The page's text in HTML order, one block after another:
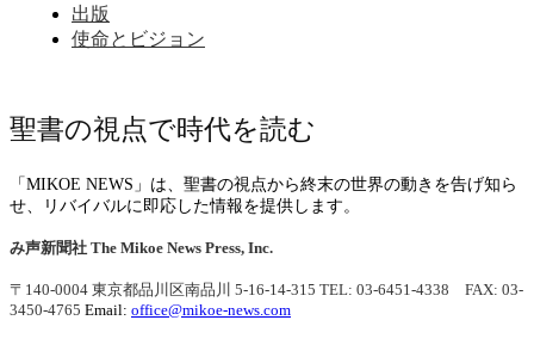
出版
使命とビジョン
聖書の視点で時代を読む
「MIKOE NEWS」は、聖書の視点から終末の世界の動きを告げ知ら
せ、リバイバルに即応した情報を提供します。
み声新聞社 The Mikoe News Press, Inc.
〒140-0004 東京都品川区南品川 5-16-14-315 TEL: 03-6451-4338 FAX: 03-
3450-4765 Email: office@mikoe-news.com